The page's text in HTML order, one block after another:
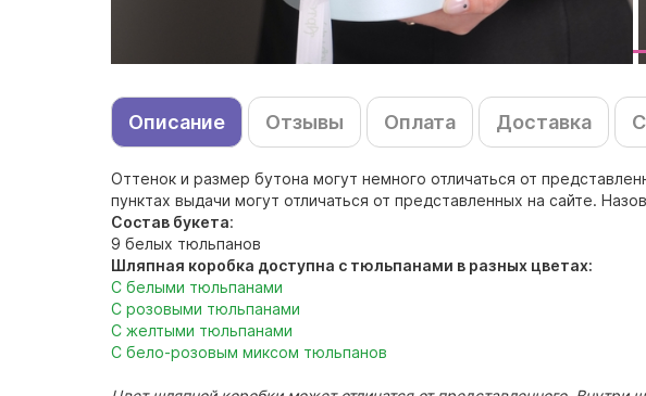
Описание Отзывы Оплата Доставка
Оттенок и размер бутона могут немного отличаться от
пунктах выдачи могут отличаться от представленных на сайте.
Состав букета:
9 белых тюльпанов
Шляпная коробка доступна с тюльпанами в разных цветах:
С белыми тюльпанами
С розовыми тюльпанами
С желтыми тюльпанами
С бело-розовым миксом тюльпанов